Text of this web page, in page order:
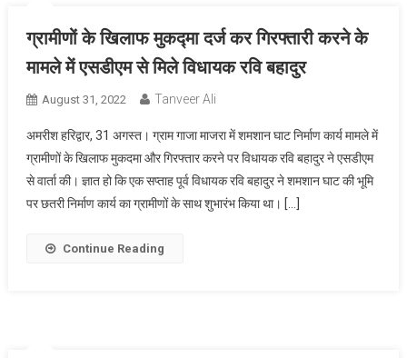
ग्रामीणों के खिलाफ मुकद्मा दर्ज कर गिरफ्तारी करने के
मामले में एसडीएम से मिले विधायक रवि बहादुर
August 31, 2022 Tanveer Ali
अमरीश हरिद्वार, 31 अगस्त। ग्राम गाजा माजरा में शमशान घाट निर्माण कार्य मामले में
ग्रामीणों के खिलाफ मुकदमा और गिरफ्तार करने पर विधायक रवि बहादुर ने एसडीएम
से वार्ता की। ज्ञात हो कि एक सप्ताह पूर्व विधायक रवि बहादुर ने शमशान घाट की भूमि
पर छतरी निर्माण कार्य का ग्रामीणों के साथ शुभारंभ किया था। […]
Continue Reading